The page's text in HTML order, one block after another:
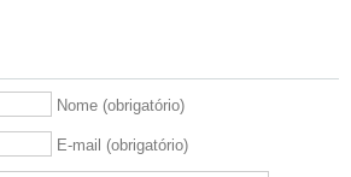
Nome (obrigatório)
E-mail (obrigatório)